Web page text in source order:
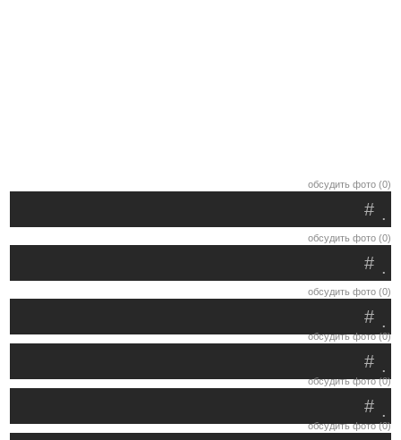
обсудить фото (0)
.
#
обсудить фото (0)
.
#
обсудить фото (0)
.
#
обсудить фото (0)
.
#
обсудить фото (0)
.
#
обсудить фото (0)